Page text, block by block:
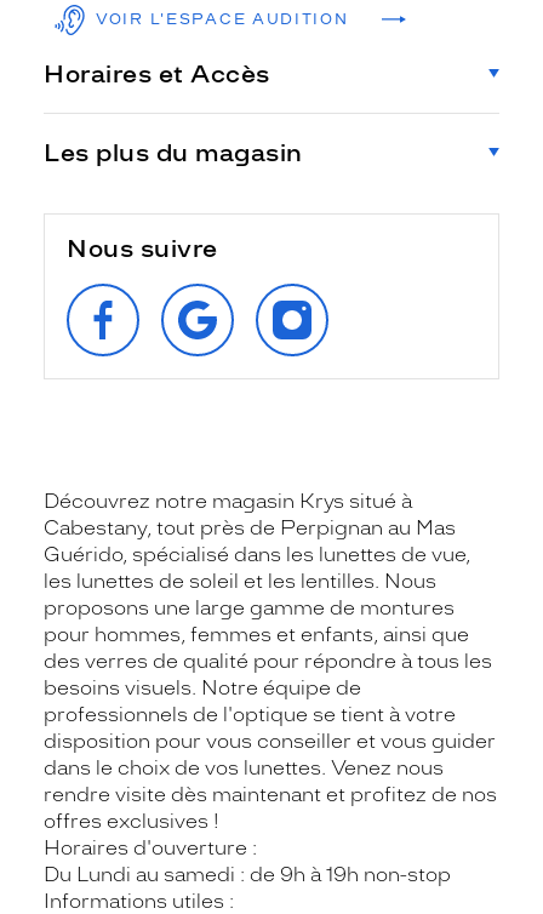
VOIR L'ESPACE AUDITION
Horaires et Accès
Les plus du magasin
Nous suivre
SUIVEZ‑NOUS
SUR
FACEBOOK
RETROUVEZ‑NOUS
SUR
GOOGLE
SUIVEZ‑NOUS
SUR
INSTAGRAM
Découvrez notre magasin Krys situé à
Cabestany, tout près de Perpignan au Mas
Guérido, spécialisé dans les lunettes de vue,
les lunettes de soleil et les lentilles. Nous
proposons une large gamme de montures
pour hommes, femmes et enfants, ainsi que
des verres de qualité pour répondre à tous les
besoins visuels. Notre équipe de
professionnels de l'optique se tient à votre
disposition pour vous conseiller et vous guider
dans le choix de vos lunettes. Venez nous
rendre visite dès maintenant et profitez de nos
offres exclusives !
Horaires d'ouverture :
Du Lundi au samedi : de 9h à 19h non-stop
Informations utiles :